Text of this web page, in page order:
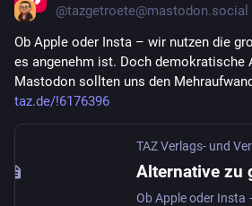
@tazgetroete@mastodon.social
Ob Apple oder Insta – wir nutzen die
es angenehm ist. Doch demokratische
Mastodon sollten uns den
taz.de/!6176396
TAZ Verlags- und